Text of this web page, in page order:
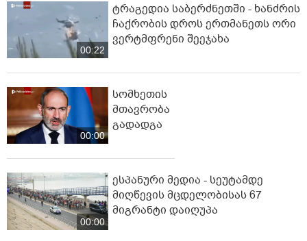
00:22
ტრაგედია საბერძნეთში - ხანძრის
ჩაქრობის დროს ერთმანეთს ორი
ვერტმფრენი შეეჯახა
00:00
სომხეთის
მთავრობა
გადადგა
00:00
ესპანური მედია - სეუტამდე
მიღწევის მცდელობისას 67
მიგრანტი დაიღუპა